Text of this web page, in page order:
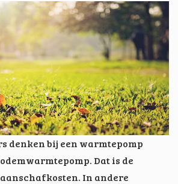
denken bij een warmtepomp
Dat is de
In andere